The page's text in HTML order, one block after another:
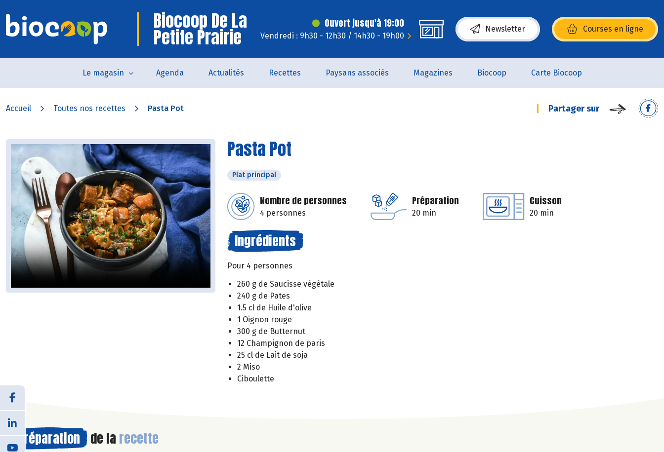
Biocoop De La
Petite Prairie
Ouvert jusqu'à 19:00
Vendredi : 9h30 - 12h30 / 14h30 - 19h00
Newsletter Courses en ligne
(s’ouvre dans une nouvelle fenêtre)
Le magasin Agenda Actualités Recettes Paysans associés Magazines Biocoop Carte Biocoop
Accueil Toutes nos recettes Pasta Pot Partager sur
Pasta Pot
Plat principal
Nombre de personnes
4 personnes
Préparation
20 min
Cuisson
20 min
Ingrédients
Pour 4 personnes
260 g de Saucisse végétale
240 g de Pates
1.5 cl de Huile d'olive
1 Oignon rouge
300 g de Butternut
12 Champignon de paris
25 cl de Lait de soja
2 Miso
Ciboulette
Préparation de la recette